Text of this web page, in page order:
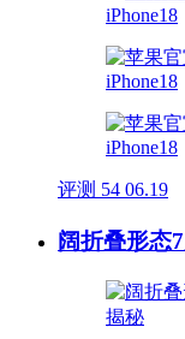
评测 54 06.19
阔折叠形态